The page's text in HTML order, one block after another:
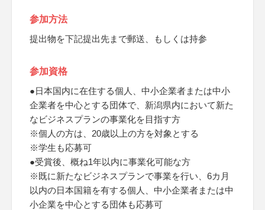
参加方法
提出物を下記提出先まで郵送、もしくは持参
参加資格
●日本国内に在住する個人、中小企業者または中小
企業者を中心とする団体で、新潟県内において新た
なビジネスプランの事業化を目指す方
※個人の方は、20歳以上の方を対象とする
※学生も応募可
●受賞後、概ね1年以内に事業化可能な方
※既に新たなビジネスプランで事業を行い、6カ月
以内の日本国籍を有する個人、中小企業者または中
小企業を中心とする団体も応募可